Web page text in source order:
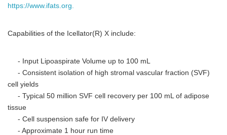
https://www.ifats.org.
Capabilities of the Icellator(R) X include:
- Input Lipoaspirate Volume up to 100 mL
- Consistent isolation of high stromal vascular fraction (SVF)
cell yields
- Typical 50 million SVF cell recovery per 100 mL of adipose
tissue
- Cell suspension safe for IV delivery
- Approximate 1 hour run time